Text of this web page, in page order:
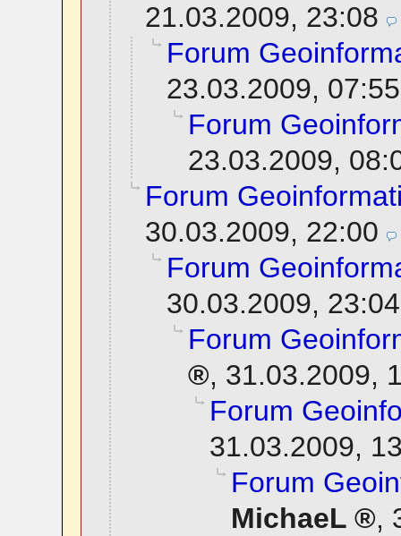
21.03.2009, 23:08
Forum
23.03.2009, 07:55
Forum
23.03.2009,
Forum
30.03.2009, 22:00
Forum
30.03.2009, 23:04
Forum
, 31.03.2009,
Forum
31.03.2009,
Forum
MichaeL
,